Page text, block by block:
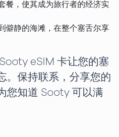
餐，使其成为旅行者的经济实
僻静的海滩，在整个塞舌尔享
eSIM 卡让您的塞
。保持联系，分享您的
您知道 Sooty 可以满